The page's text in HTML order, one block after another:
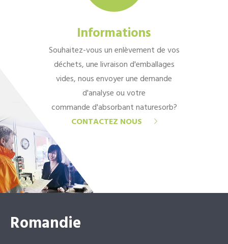
Informations
Souhaitez-vous un enlèvement de vos
déchets, une livraison d'emballages
vides, nous envoyer une demande
d'analyse ou votre
commande d'absorbant naturesorb?
CONTACTEZ NOUS
Romandie